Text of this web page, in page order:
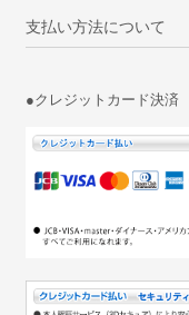
支払い方法について
●クレジットカード決済